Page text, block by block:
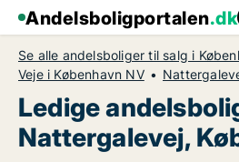
Andelsboligportalen.dk
Se alle andelsboliger til salg i
Veje i København NV
Ledige
Nattergalevej,